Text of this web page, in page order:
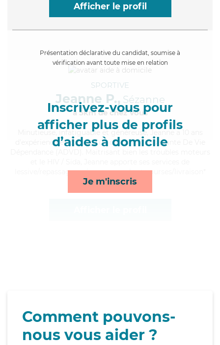
Afficher le profil
Présentation déclarative du candidat, soumise à
vérification avant toute mise en relation
Inscrivez-vous pour
afficher plus de profils
d’aides à domicile
Je m'inscris
SPORTIVE
Jeanne P., Sézanne
à 5km de chez Vous
, infatiguable et généreuse, Jeanne a 10 ans
d'expérience et possède un diplôme d'Assistante De Vie
lessive/repassage, ménage, rappels et courses/livraison*
Comment pouvons-
nous vous aider ?